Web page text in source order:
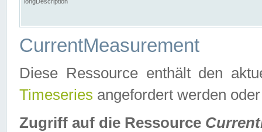
longDescription
CurrentMeasurement
Diese Ressource enthält den
Timeseries angefordert werden
Zugriff auf die Ressource